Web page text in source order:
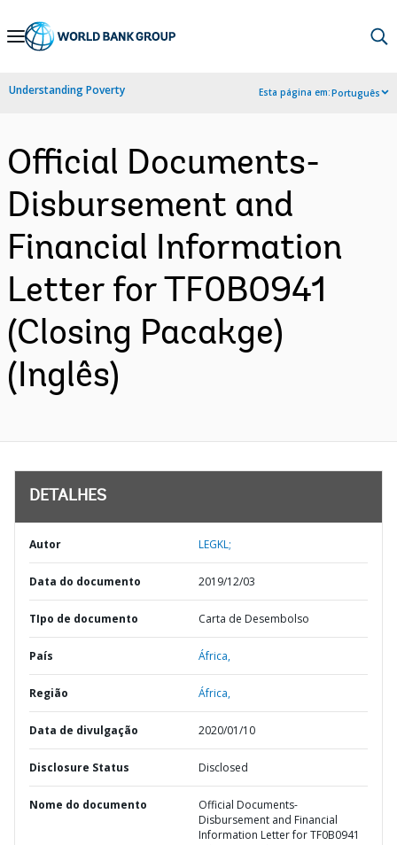
Skip
Navigation
Understanding Poverty Esta página em:Português
Official Documents-
Disbursement and
Financial Information
Letter for TF0B0941
(Closing Pacakge)
(Inglês)
DETALHES
Autor LEGKL;
Data do documento 2019/12/03
TIpo de documento Carta de Desembolso
País África,
Região África,
Data de divulgação 2020/01/10
Disclosure Status Disclosed
Nome do documento
Official Documents-
Disbursement and Financial
Information Letter for TF0B0941